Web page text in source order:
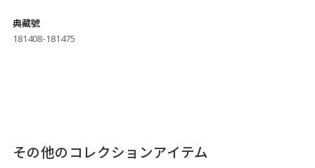
典藏號
181408-181475
その他のコレクションアイテム